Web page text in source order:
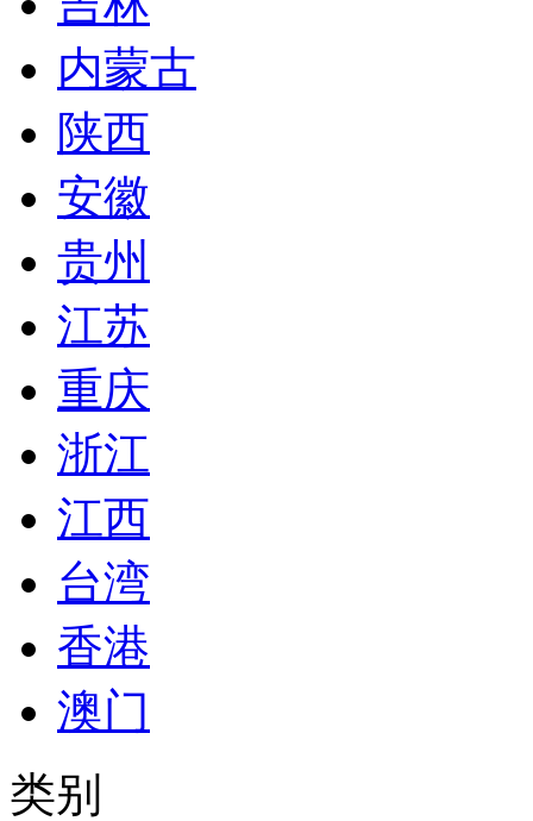
内蒙古
陕西
安徽
贵州
江苏
重庆
浙江
江西
台湾
香港
澳门
类别